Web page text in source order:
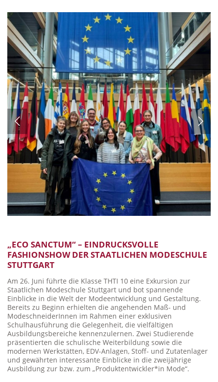
„ECO SANCTUM“ – EINDRUCKSVOLLE
FASHIONSHOW DER STAATLICHEN MODESCHULE
STUTTGART
Am 26. Juni führte die Klasse THTI 10 eine Exkursion zur
Staatlichen Modeschule Stuttgart und bot spannende
Einblicke in die Welt der Modeentwicklung und Gestaltung.
Bereits zu Beginn erhielten die angehenden Maß- und
ModeschneiderInnen im Rahmen einer exklusiven
Schulhausführung die Gelegenheit, die vielfältigen
Ausbildungsbereiche kennenzulernen. Zwei Studierende
präsentierten die schulische Weiterbildung sowie die
modernen Werkstätten, EDV-Anlagen, Stoff- und Zutatenlager
und gewährten interessante Einblicke in die zweijährige
Ausbildung zur bzw. zum „Produktentwickler*in Mode“.